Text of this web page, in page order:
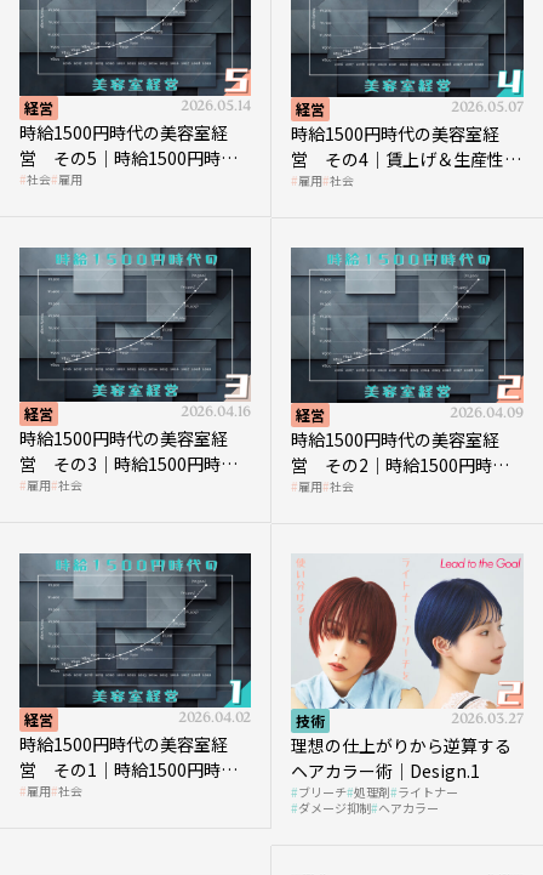
経営 2026.05.14
時給1500円時代の美容室経
営 その5｜時給1500円時代
の到来は美容業の収益構造を
社会 雇用
経営 2026.05.07
時給1500円時代の美容室経
営 その4｜賃上げ＆生産性向
上につなげる賢い助成金活用
雇用 社会
経営 2026.04.16
時給1500円時代の美容室経
営 その3｜時給1500円時
代、美容業はどのような影響
雇用 社会
経営 2026.04.09
時給1500円時代の美容室経
営 その2｜時給1500円時代
に支払う給与はいくらなのか
雇用 社会
経営 2026.04.02
時給1500円時代の美容室経
営 その1｜時給1500円時代
へ向かう社会的背景
雇用 社会
技術 2026.03.27
理想の仕上がりから逆算する
ヘアカラー術｜Design.1
ブリーチ 処理剤 ライトナー
ダメージ抑制 ヘアカラー